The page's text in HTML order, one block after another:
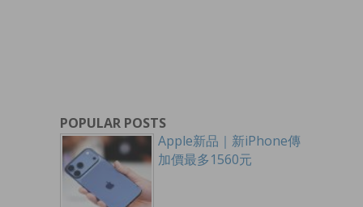
POPULAR POSTS
Apple新品｜新iPhone傳
加價最多1560元